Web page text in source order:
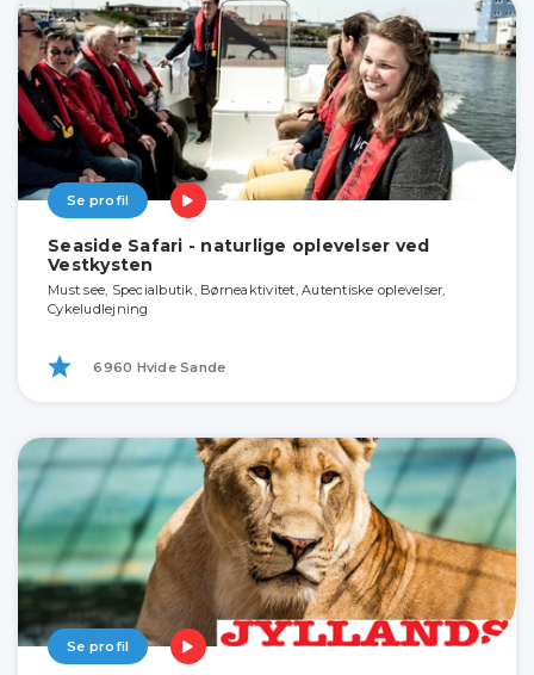
Se profil
Seaside Safari - naturlige oplevelser ved
Vestkysten
Must see, Specialbutik, Børneaktivitet, Autentiske oplevelser,
Cykeludlejning
6960 Hvide Sande
Se profil